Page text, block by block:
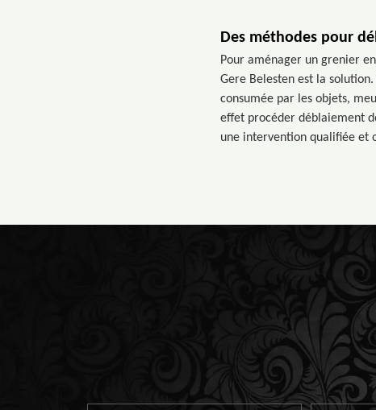
Des méthodes pour
Pour aménager un grenier
Gere Belesten est la
consumée par les objets,
effet procéder déblaiement
une intervention qualifiée et